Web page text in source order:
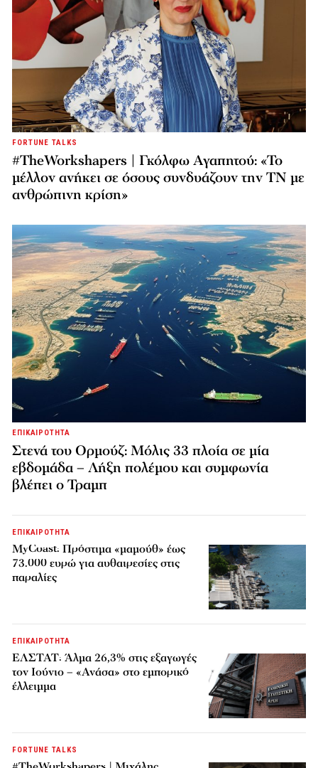
FORTUNE TALKS
#TheWorkshapers | Γκόλφω Αγαπητού: «Το
μέλλον ανήκει σε όσους συνδυάζουν την ΤΝ με
ανθρώπινη κρίση»
ΕΠΙΚΑΙΡΟΤΗΤΑ
Στενά του Ορμούζ: Μόλις 33 πλοία σε μία
εβδομάδα – Λήξη πολέμου και συμφωνία
βλέπει ο Τραμπ
ΕΠΙΚΑΙΡΟΤΗΤΑ
MyCoast: Πρόστιμα «μαμούθ» έως
73.000 ευρώ για αυθαιρεσίες στις
παραλίες
ΕΠΙΚΑΙΡΟΤΗΤΑ
ΕΛΣΤΑΤ: Άλμα 26,3% στις εξαγωγές
τον Ιούνιο – «Ανάσα» στο εμπορικό
έλλειμμα
FORTUNE TALKS